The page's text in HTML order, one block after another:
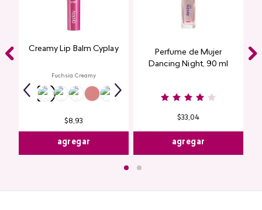
Creamy Lip Balm Cyplay
Fuchsia Creamy
$8,93
agregar
Perfume de Mujer
Dancing Night, 90 ml
$33,04
agregar